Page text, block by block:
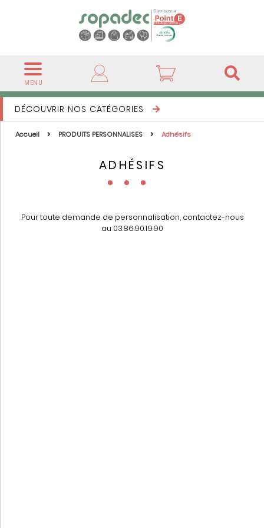
MENU
DÉCOUVRIR NOS CATÉGORIES
Accueil PRODUITS PERSONNALISES Adhésifs
ADHÉSIFS
Pour toute demande de personnalisation, contactez-nous
au 03.86.90.19.90